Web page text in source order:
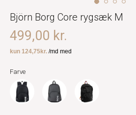
Björn Borg Core rygsæk M
499,00 kr.
Farve